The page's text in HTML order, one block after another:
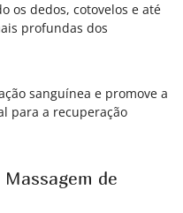
os dedos, cotovelos e até
profundas dos
sanguínea e promove a
para a recuperação
de